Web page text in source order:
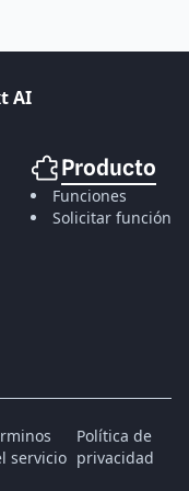
tAI
en Twitteren Discord
Producto
Funciones
Solicitar función
servicio
Política de
privacidad